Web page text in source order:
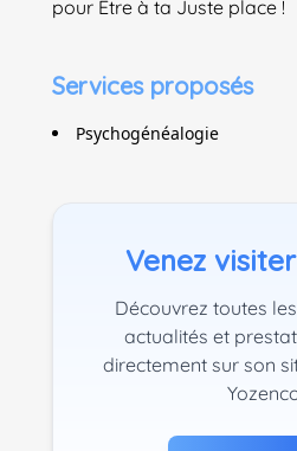
pour Être à ta Juste place !
Services proposés
Psychogénéalogie
Venez
Découvrez toutes
actualités et
directement sur son